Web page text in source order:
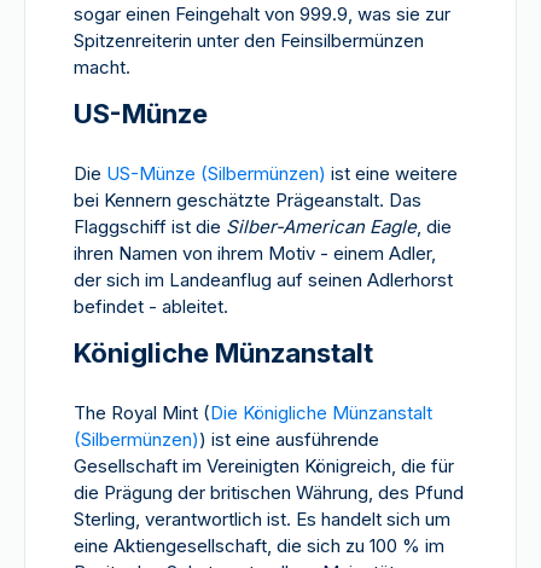
sogar einen Feingehalt von 999.9, was sie zur
Spitzenreiterin unter den Feinsilbermünzen
macht.
US-Münze
Die US-Münze (Silbermünzen) ist eine weitere
bei Kennern geschätzte Prägeanstalt. Das
Flaggschiff ist die Silber-American Eagle, die
ihren Namen von ihrem Motiv - einem Adler,
der sich im Landeanflug auf seinen Adlerhorst
befindet - ableitet.
Königliche Münzanstalt
The Royal Mint (Die Königliche Münzanstalt
(Silbermünzen)) ist eine ausführende
Gesellschaft im Vereinigten Königreich, die für
die Prägung der britischen Währung, des Pfund
Sterling, verantwortlich ist. Es handelt sich um
eine Aktiengesellschaft, die sich zu 100 % im